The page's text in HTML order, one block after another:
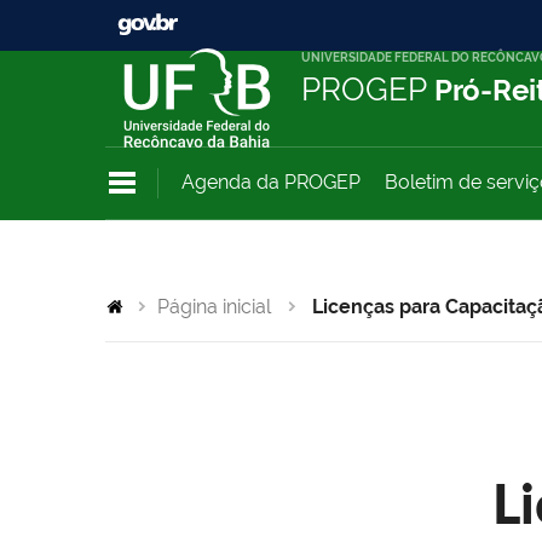
UNIVERSIDADE FEDERAL DO
PROGEP Pró-
Agenda da PROGEP Boletim de
Página inicial Licenças para